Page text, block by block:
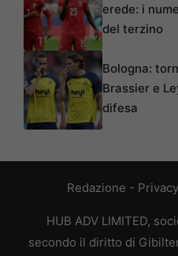
erede: i
del terzino
Bologna:
Brassier e
difesa
Redazione -
HUB ADV LIMITED,
secondo il diritto di